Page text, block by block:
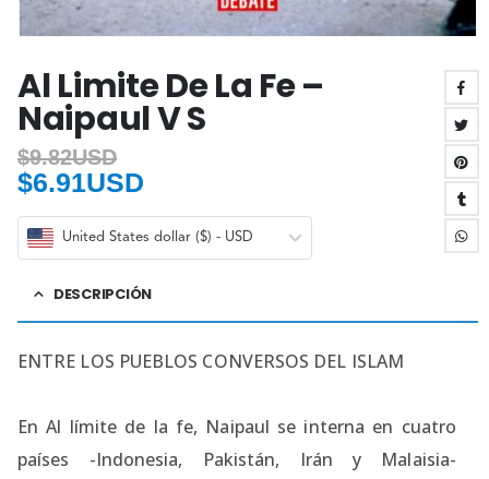
Al Limite De La Fe –
Naipaul V S
$9.82USD
$6.91USD
United States dollar ($) - USD
DESCRIPCIÓN
ENTRE LOS PUEBLOS CONVERSOS DEL ISLAM
En Al límite de la fe, Naipaul se interna en cuatro
países -Indonesia, Pakistán, Irán y Malaisia-